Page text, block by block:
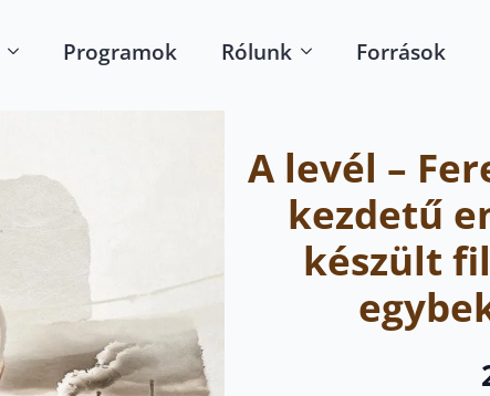
Programok Rólunk Források
A levél –
kezdetű
készült